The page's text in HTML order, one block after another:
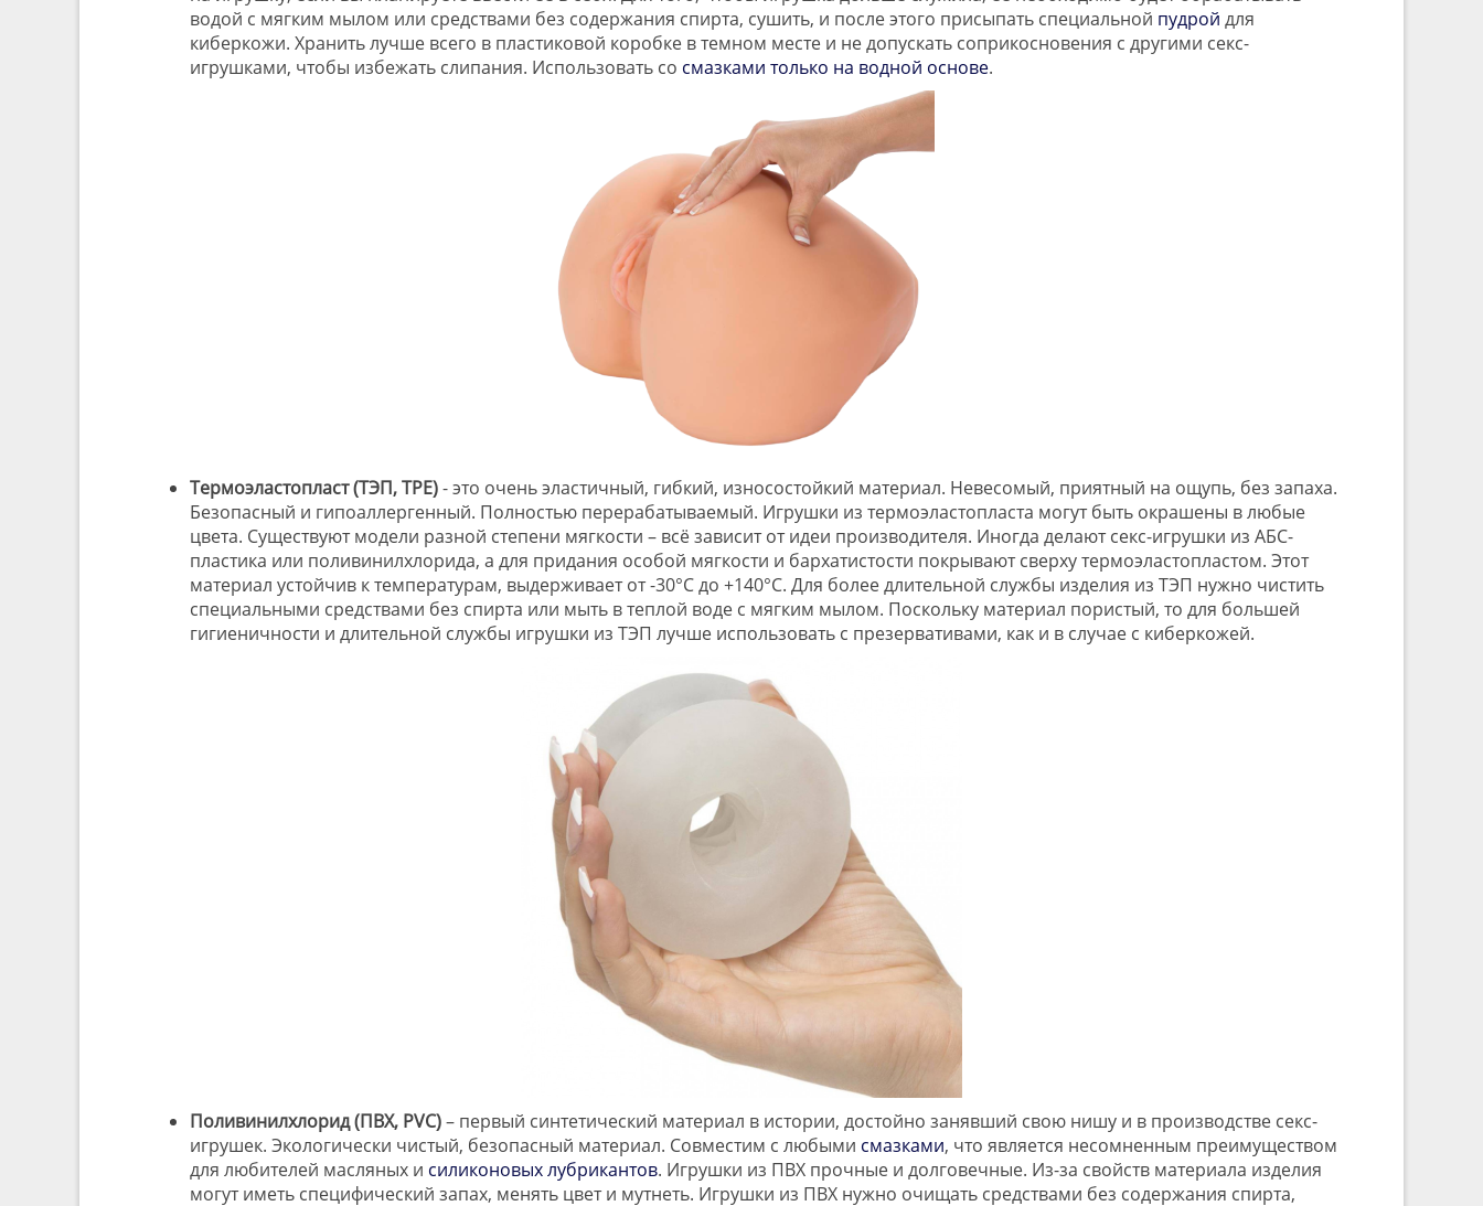
водой с мягким мылом или средствами без содержания спирта, сушить, и после этого присыпать специальной пудрой для
киберкожи. Хранить лучше всего в пластиковой коробке в темном месте и не допускать соприкосновения с другими секс-
игрушками, чтобы избежать слипания. Использовать со смазками только на водной основе.
Термоэластопласт (ТЭП, TPE)- это очень эластичный, гибкий, износостойкий материал. Невесомый, приятный на ощупь, без запаха.
Безопасный и гипоаллергенный. Полностью перерабатываемый. Игрушки из термоэластопласта могут быть окрашены в любые
цвета. Существуют модели разной степени мягкости – всё зависит от идеи производителя. Иногда делают секс-игрушки из АБС-
пластика или поливинилхлорида, а для придания особой мягкости и бархатистости покрывают сверху термоэластопластом. Этот
материал устойчив к температурам, выдерживает от -30°С до +140°С. Для более длительной службы изделия из ТЭП нужно чистить
специальными средствами без спирта или мыть в теплой воде с мягким мылом. Поскольку материал пористый, то для большей
гигиеничности и длительной службы игрушки из ТЭП лучше использовать с презервативами, как и в случае с киберкожей.
Поливинилхлорид (ПВХ, PVC)– первый синтетический материал в истории, достойно занявший свою нишу и в производстве секс-
игрушек. Экологически чистый, безопасный материал. Совместим с любыми смазками, что является несомненным преимуществом
для любителей масляных и силиконовых лубрикантов. Игрушки из ПВХ прочные и долговечные. Из-за свойств материала изделия
могут иметь специфический запах, менять цвет и мутнеть. Игрушки из ПВХ нужно очищать средствами без содержания спирта,